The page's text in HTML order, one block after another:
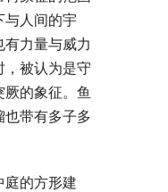
与人间的宇
力量与威力
，被认为是守
的象征。鱼
也带有多子多
庭的方形建